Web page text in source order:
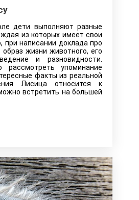
дети выполняют разные
из которых имеет свои
при написании доклада про
жизни животного, его
и разновидности.
рассмотреть упоминание
факты из реальной
Лисица относится к
встретить на большей